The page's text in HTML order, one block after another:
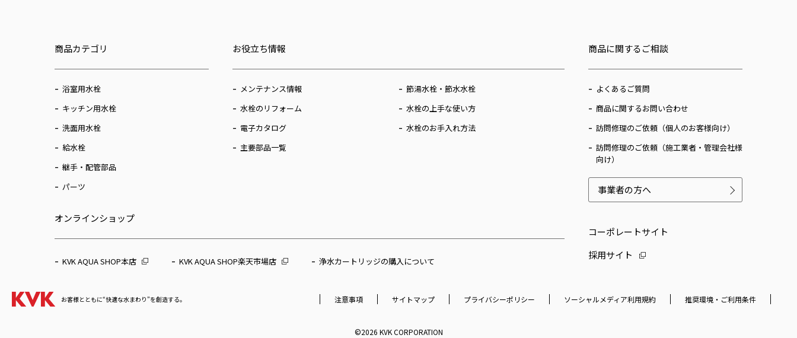
商品カテゴリ
浴室用水栓
キッチン用水栓
洗面用水栓
給水栓
継手・配管部品
パーツ
お役立ち情報
メンテナンス情報
節湯水栓・節水水栓
水栓のリフォーム
水栓の上手な使い方
電子カタログ
水栓のお手入れ方法
主要部品一覧
商品に関するご相談
よくあるご質問
商品に関するお問い合わせ
訪問修理のご依頼（個人のお客様向け）
訪問修理のご依頼（施工業者・管理会社様
向け）
事業者の方へ
オンラインショップ
KVK AQUA SHOP本店 KVK AQUA SHOP楽天市場店 浄水カートリッジの購入について
コーポレートサイト
採用サイト
お客様とともに“快適な水まわり”を創造する。 注意事項 サイトマップ プライバシーポリシー ソーシャルメディア利用規約 推奨環境・ご利用条件
©2026 KVK CORPORATION